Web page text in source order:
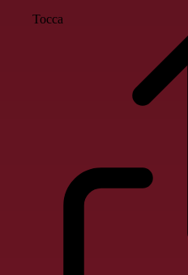
Tocca